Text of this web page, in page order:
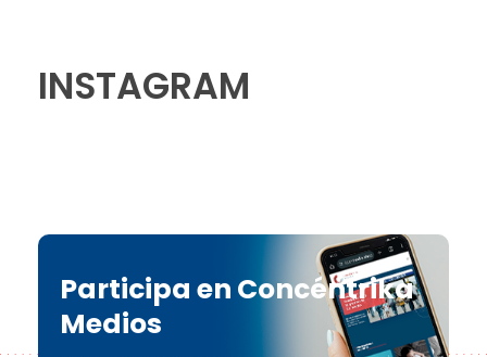
INSTAGRAM
Participa en Concéntrika
Medios